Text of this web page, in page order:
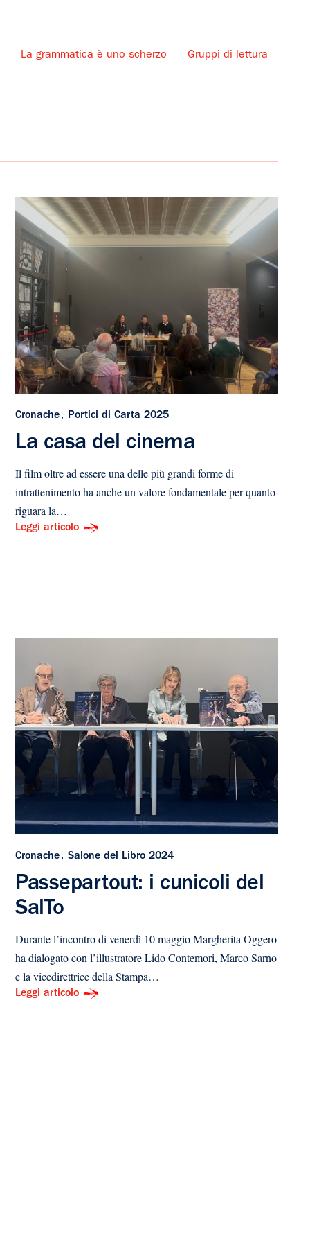
La grammatica è uno scherzo Gruppi di lettura
Cronache Portici di Carta 2025
La casa del cinema
Il film oltre ad essere una delle più grandi forme di
intrattenimento ha anche un valore fondamentale per quanto
riguara la…
Leggi articolo
Cronache Salone del Libro 2024
Passepartout: i cunicoli del
SalTo
Durante l’incontro di venerdì 10 maggio Margherita Oggero
ha dialogato con l’illustratore Lido Contemori, Marco Sarno
e la vicedirettrice della Stampa…
Leggi articolo